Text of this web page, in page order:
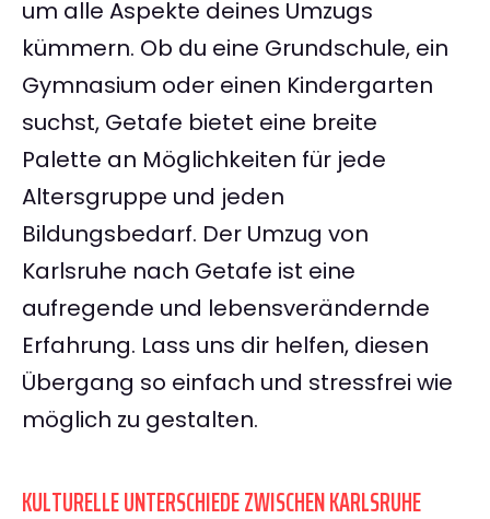
um alle Aspekte deines Umzugs
kümmern. Ob du eine Grundschule, ein
Gymnasium oder einen Kindergarten
suchst, Getafe bietet eine breite
Palette an Möglichkeiten für jede
Altersgruppe und jeden
Bildungsbedarf. Der Umzug von
Karlsruhe nach Getafe ist eine
aufregende und lebensverändernde
Erfahrung. Lass uns dir helfen, diesen
Übergang so einfach und stressfrei wie
möglich zu gestalten.
KULTURELLE UNTERSCHIEDE ZWISCHEN KARLSRUHE